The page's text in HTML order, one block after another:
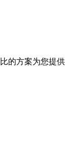
的方案为您提供